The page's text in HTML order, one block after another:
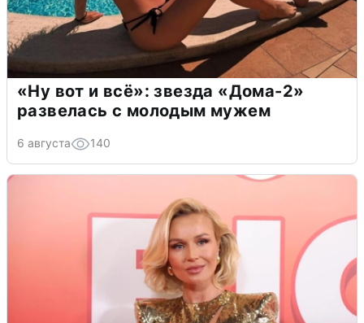
«Ну вот и всё»: звезда «Дома-2»
развелась с молодым мужем
6 августа 140